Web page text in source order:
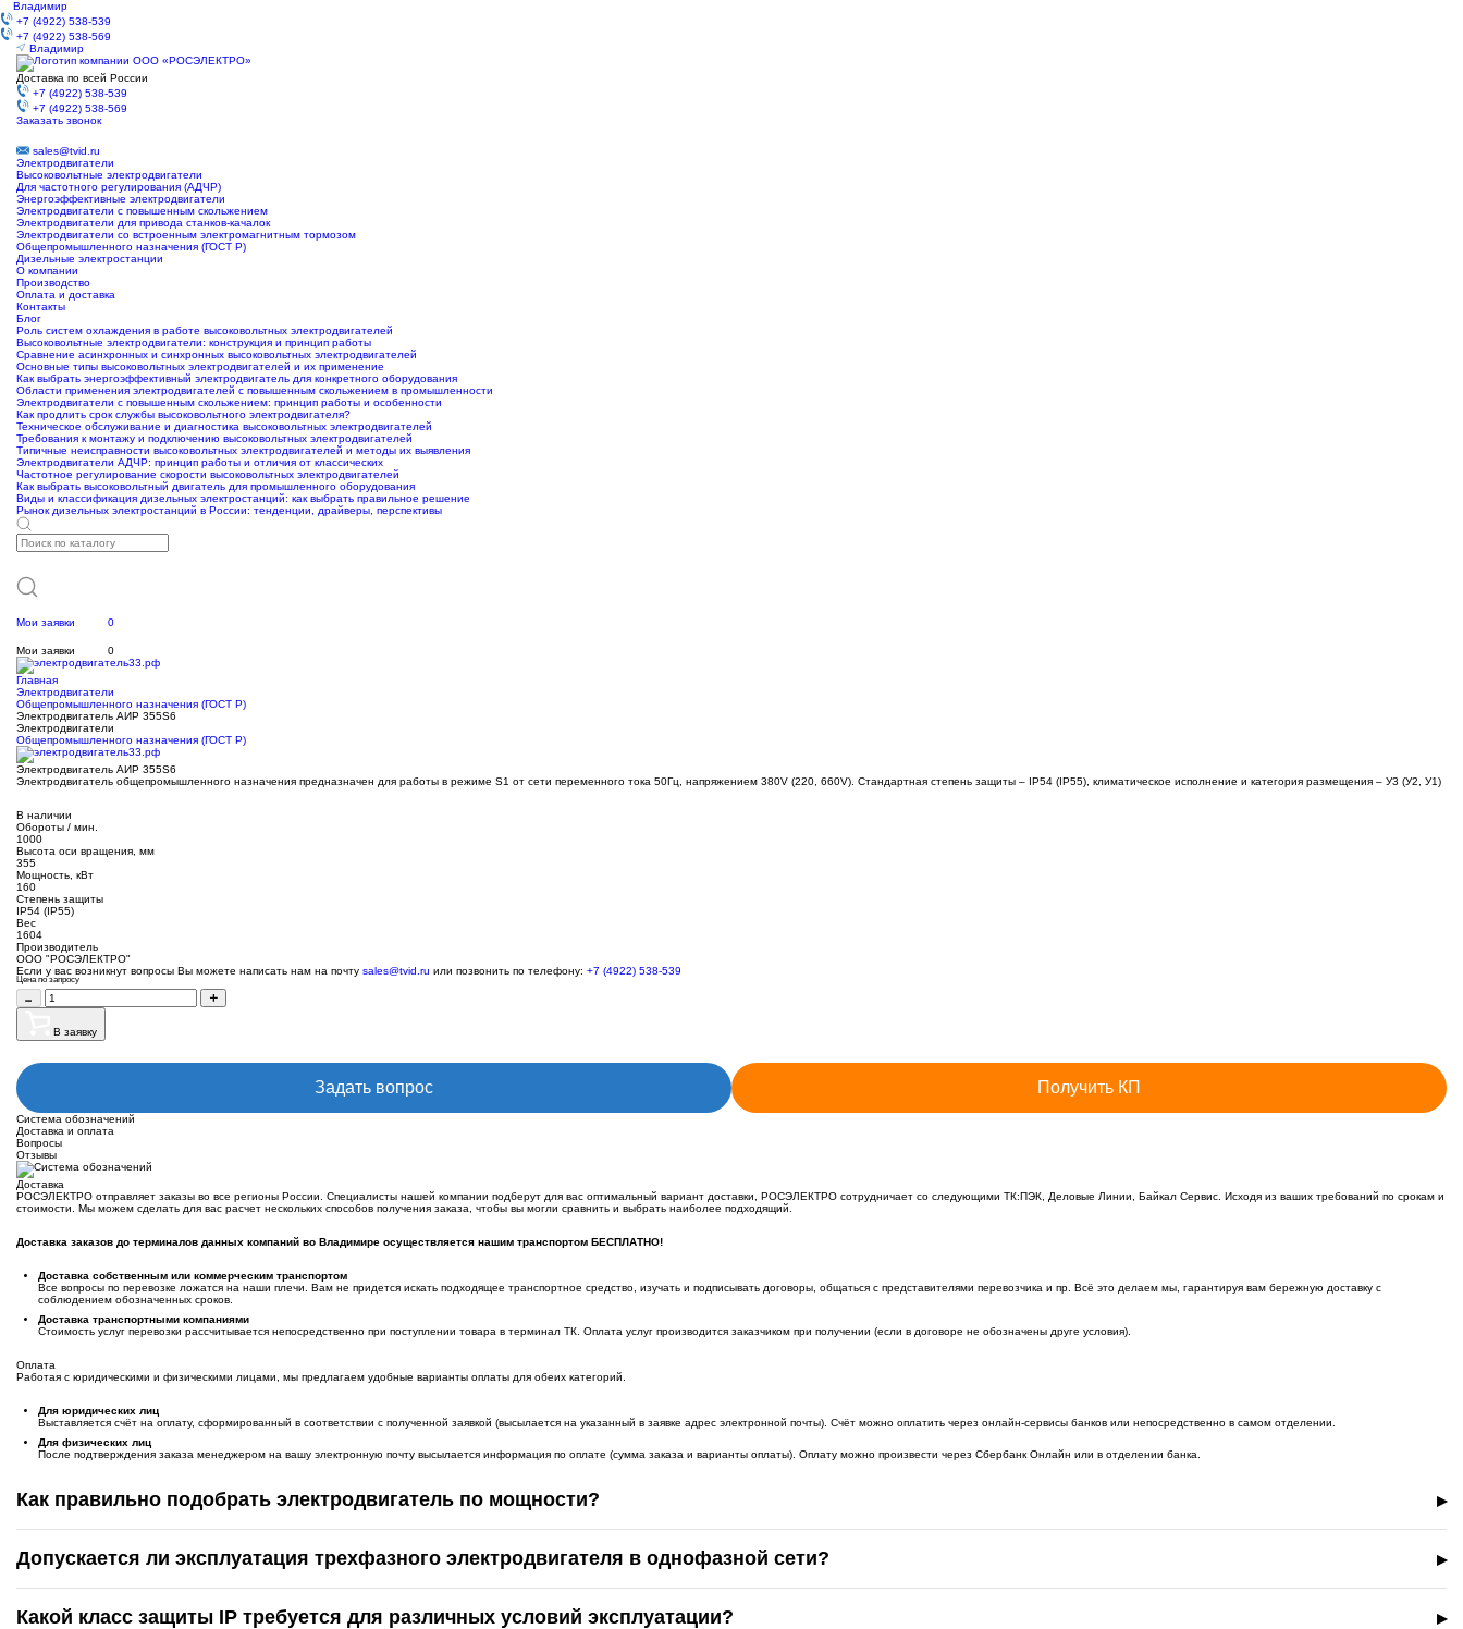
Владимир
+7 (4922) 538-539
+7 (4922) 538-569
Владимир
Доставка по всей России
+7 (4922) 538-539
+7 (4922) 538-569
Заказать звонок
sales@tvid.ru
Электродвигатели
Высоковольтные электродвигатели
Для частотного регулирования (АДЧР)
Энергоэффективные электродвигатели
Электродвигатели с повышенным скольжением
Электродвигатели для привода станков-качалок
Электродвигатели со встроенным электромагнитным тормозом
Общепромышленного назначения (ГОСТ Р)
Дизельные электростанции
О компании
Производство
Оплата и доставка
Контакты
Блог
Роль систем охлаждения в работе высоковольтных электродвигателей
Высоковольтные электродвигатели: конструкция и принцип работы
Сравнение асинхронных и синхронных высоковольтных электродвигателей
Основные типы высоковольтных электродвигателей и их применение
Как выбрать энергоэффективный электродвигатель для конкретного оборудования
Области применения электродвигателей с повышенным скольжением в промышленности
Электродвигатели с повышенным скольжением: принцип работы и особенности
Как продлить срок службы высоковольтного электродвигателя?
Техническое обслуживание и диагностика высоковольтных электродвигателей
Требования к монтажу и подключению высоковольтных электродвигателей
Типичные неисправности высоковольтных электродвигателей и методы их выявления
Электродвигатели АДЧР: принцип работы и отличия от классических
Частотное регулирование скорости высоковольтных электродвигателей
Как выбрать высоковольтный двигатель для промышленного оборудования
Виды и классификация дизельных электростанций: как выбрать правильное решение
Рынок дизельных электростанций в России: тенденции, драйверы, перспективы
Мои заявки 0
Мои заявки 0
Главная
Электродвигатели
Общепромышленного назначения (ГОСТ Р)
Электродвигатель АИР 355S6
Электродвигатели
Общепромышленного назначения (ГОСТ Р)
Электродвигатель АИР 355S6
Электродвигатель общепромышленного назначения предназначен для работы в режиме S1 от сети переменного тока 50Гц, напряжением 380V (220, 660V). Стандартная степень защиты – IP54 (IP55), климатическое исполнение и категория размещения – У3 (У2, У1)
В наличии
Обороты / мин.
1000
Высота оси вращения, мм
355
Мощность, кВт
160
Степень защиты
IP54 (IP55)
Вес
1604
Производитель
ООО "РОСЭЛЕКТРО"
Если у вас возникнут вопросы Вы можете написать нам на почту sales@tvid.ru или позвонить по телефону: +7 (4922) 538-539
Цена по запросу
В заявку
Задать вопрос Получить КП
Система обозначений
Доставка и оплата
Вопросы
Отзывы
Доставка
РОСЭЛЕКТРО отправляет заказы во все регионы России. Специалисты нашей компании подберут для вас оптимальный вариант доставки, РОСЭЛЕКТРО сотрудничает со следующими ТК:ПЭК, Деловые Линии, Байкал Сервис. Исходя из ваших требований по срокам и
стоимости. Мы можем сделать для вас расчет нескольких способов получения заказа, чтобы вы могли сравнить и выбрать наиболее подходящий.
Доставка заказов до терминалов данных компаний во Владимире осуществляется нашим транспортом БЕСПЛАТНО!
Доставка собственным или коммерческим транспортом
Все вопросы по перевозке ложатся на наши плечи. Вам не придется искать подходящее транспортное средство, изучать и подписывать договоры, общаться с представителями перевозчика и пр. Всё это делаем мы, гарантируя вам бережную доставку с
соблюдением обозначенных сроков.
Доставка транспортными компаниями
Стоимость услуг перевозки рассчитывается непосредственно при поступлении товара в терминал ТК. Оплата услуг производится заказчиком при получении (если в договоре не обозначены друге условия).
Оплата
Работая с юридическими и физическими лицами, мы предлагаем удобные варианты оплаты для обеих категорий.
Для юридических лиц
Выставляется счёт на оплату, сформированный в соответствии с полученной заявкой (высылается на указанный в заявке адрес электронной почты). Счёт можно оплатить через онлайн-сервисы банков или непосредственно в самом отделении.
Для физических лиц
После подтверждения заказа менеджером на вашу электронную почту высылается информация по оплате (сумма заказа и варианты оплаты). Оплату можно произвести через Сбербанк Онлайн или в отделении банка.
Как правильно подобрать электродвигатель по мощности?
Допускается ли эксплуатация трехфазного электродвигателя в однофазной сети?
Какой класс защиты IP требуется для различных условий эксплуатации?